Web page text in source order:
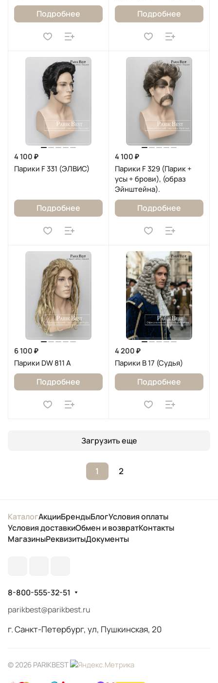
Подробнее Подробнее
4 100 ₽
Парики F 331 (ЭЛВИС)
Подробнее
4 100 ₽
Парики F 329 (Парик +
усы + брови), (образ
Эйнштейна).
Подробнее
6 100 ₽
Парики DW 811 A
Подробнее
4 200 ₽
Парики B 17 (Судья)
Подробнее
Загрузить еще
1 2
КаталогАкцииБрендыБлогУсловия оплаты
Условия доставкиОбмен и возвратКонтакты
МагазиныРеквизитыДокументы
8-800-555-32-51
parikbest@parikbest.ru
г. Санкт-Петербург, ул, Пушкинская, 20
© 2026 PARIKBEST